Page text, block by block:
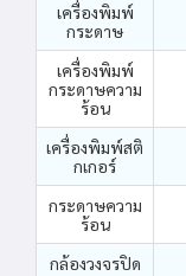
เครื่องพิมพ์
กระดาษ
เครื่องพิมพ์
กระดาษความ
ร้อน
เครื่องพิมพ์สติ
กเกอร์
กระดาษความ
ร้อน
กล้องวงจรปิด